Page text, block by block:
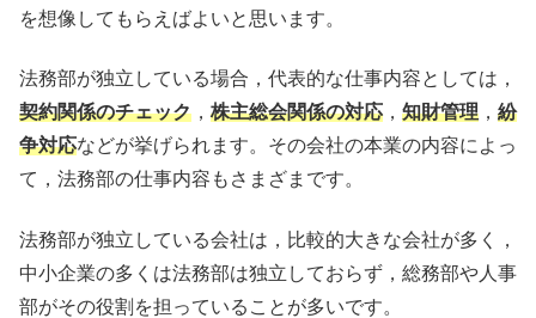
を想像してもらえばよいと思います。
法務部が独立している場合，代表的な仕事内容としては，
契約関係のチェック ， 株主総会関係の対応 ， 知財管理 ， 紛
争対応などが挙げられます。その会社の本業の内容によっ
て，法務部の仕事内容もさまざまです。
法務部が独立している会社は，比較的大きな会社が多く，
中小企業の多くは法務部は独立しておらず，総務部や人事
部がその役割を担っていることが多いです。